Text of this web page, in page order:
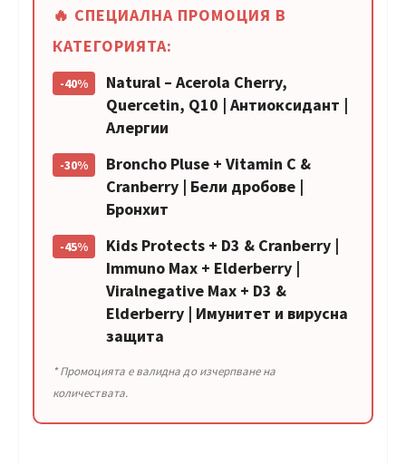
🔥 СПЕЦИАЛНА ПРОМОЦИЯ В
КАТЕГОРИЯТА:
-40%
Natural – Acerola Cherry,
Quercetin, Q10 | Антиоксидант |
Алергии
-30%
Broncho Pluse + Vitamin C &
Cranberry | Бели дробове |
Бронхит
-45%
Kids Protects + D3 & Cranberry |
Immuno Max + Elderberry |
Viralnegative Max + D3 &
Elderberry | Имунитет и вирусна
защита
* Промоцията е валидна до изчерпване на
количествата.